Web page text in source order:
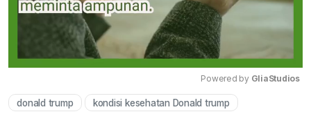
Powered by GliaStudios
donald trump kondisi kesehatan Donald trump